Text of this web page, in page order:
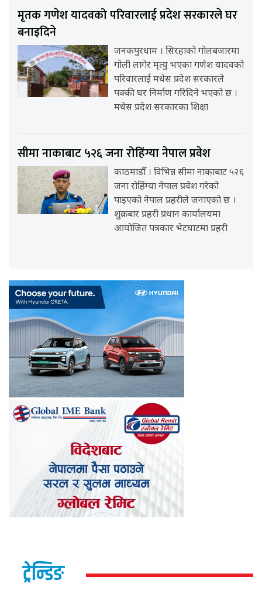
मृतक गणेश यादवको परिवारलाई प्रदेश सरकारले घर
बनाइदिने
जनकपुरधाम । सिरहाको गोलबजारमा
गोली लागेर मृत्यु भएका गणेश यादवको
परिवारलाई मधेस प्रदेश सरकारले
पक्की घर निर्माण गरिदिने भएको छ ।
मधेस प्रदेश सरकारका शिक्षा
सीमा नाकाबाट ५२६ जना रोहिंग्या नेपाल प्रवेश
काठमाडौँ । विभिन्न सीमा नाकाबाट ५२६
जना रोहिंग्या नेपाल प्रवेश गरेको
पाइएको नेपाल प्रहरीले जनाएको छ ।
शुक्रबार प्रहरी प्रधान कार्यालयमा
आयोजित पत्रकार भेटघाटमा प्रहरी
ट्रेन्डिङ